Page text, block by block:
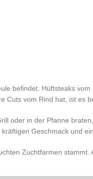
befindet. Hüftsteaks
vom Rind hat, ist es
oder in der Pfanne
Geschmack und
Zuchtfarmen